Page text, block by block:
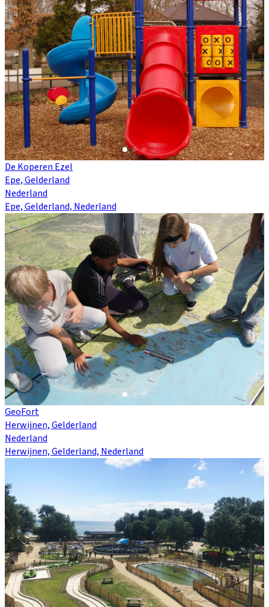
De Koperen Ezel
Epe, Gelderland
Nederland
Epe, Gelderland, Nederland
GeoFort
Herwijnen, Gelderland
Nederland
Herwijnen, Gelderland, Nederland